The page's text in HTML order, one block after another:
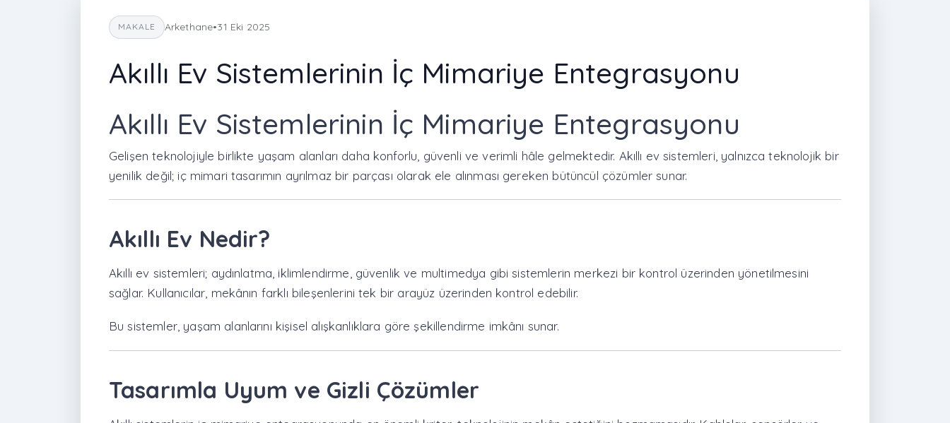
MAKALE Arkethane•31 Eki 2025
Akıllı Ev Sistemlerinin İç Mimariye Entegrasyonu
Akıllı Ev Sistemlerinin İç Mimariye Entegrasyonu
Gelişen teknolojiyle birlikte yaşam alanları daha konforlu, güvenli ve verimli hâle gelmektedir. Akıllı ev sistemleri, yalnızca teknolojik bir
yenilik değil; iç mimari tasarımın ayrılmaz bir parçası olarak ele alınması gereken bütüncül çözümler sunar.
Akıllı Ev Nedir?
Akıllı ev sistemleri; aydınlatma, iklimlendirme, güvenlik ve multimedya gibi sistemlerin merkezi bir kontrol üzerinden yönetilmesini
sağlar. Kullanıcılar, mekânın farklı bileşenlerini tek bir arayüz üzerinden kontrol edebilir.
Bu sistemler, yaşam alanlarını kişisel alışkanlıklara göre şekillendirme imkânı sunar.
Tasarımla Uyum ve Gizli Çözümler